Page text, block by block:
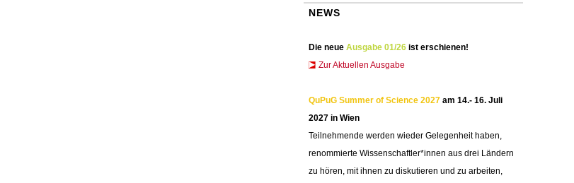
NEWS
Die neue Ausgabe 01/26 ist erschienen!
Zur Aktuellen Ausgabe
QuPuG Summer of Science 2027 am 14.- 16. Juli
2027 in Wien
Teilnehmende werden wieder Gelegenheit haben,
renommierte Wissenschaftler*innen aus drei Ländern
zu hören, mit ihnen zu diskutieren und zu arbeiten,